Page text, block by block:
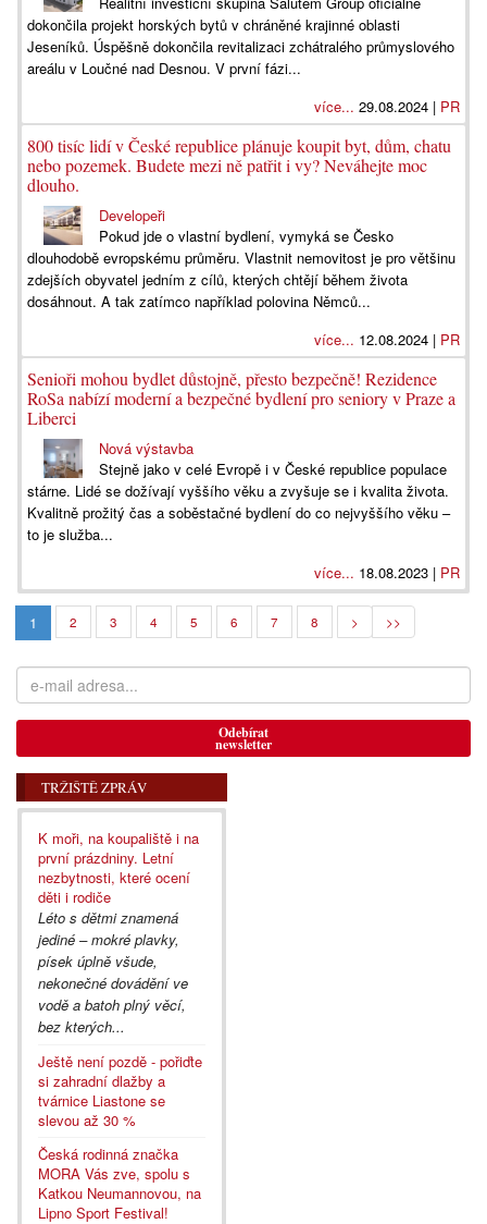
dokončila projekt horských bytů v chráněné krajinné oblasti
Jeseníků. Úspěšně dokončila revitalizaci zchátralého průmyslového
areálu v Loučné nad Desnou. V první fázi...
více... 29.08.2024 | PR
800 tisíc lidí v České republice plánuje koupit byt, dům, chatu
nebo pozemek. Budete mezi ně patřit i vy? Neváhejte moc
dlouho.
Developeři
Pokud jde o vlastní bydlení, vymyká se Česko
dlouhodobě evropskému průměru. Vlastnit nemovitost je pro většinu
zdejších obyvatel jedním z cílů, kterých chtějí během života
dosáhnout. A tak zatímco například polovina Němců...
více... 12.08.2024 | PR
Senioři mohou bydlet důstojně, přesto bezpečně! Rezidence
RoSa nabízí moderní a bezpečné bydlení pro seniory v Praze a
Liberci
Nová výstavba
Stejně jako v celé Evropě i v České republice populace
stárne. Lidé se dožívají vyššího věku a zvyšuje se i kvalita života.
Kvalitně prožitý čas a soběstačné bydlení do co nejvyššího věku –
to je služba...
více... 18.08.2023 | PR
1 2 3 4 5 6 7 8 > >>
Odebírat
newsletter
TRŽIŠTĚ ZPRÁV
K moři, na koupaliště i na
první prázdniny. Letní
nezbytnosti, které ocení
děti i rodiče
Léto s dětmi znamená
jediné – mokré plavky,
písek úplně všude,
nekonečné dovádění ve
vodě a batoh plný věcí,
bez kterých...
Ještě není pozdě - pořiďte
si zahradní dlažby a
tvárnice Liastone se
slevou až 30 %
Česká rodinná značka
MORA Vás zve, spolu s
Katkou Neumannovou, na
Lipno Sport Festival!